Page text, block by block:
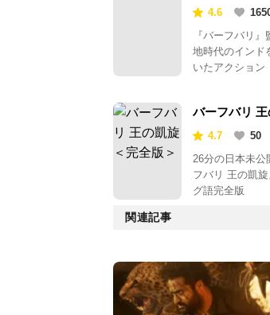
4.6
『バーフバリ
地時代のインド
いたアクション
バーフバリ
4.7
50
26分の日本未公
フバリ 王の凱
グ語完全版
関連記事